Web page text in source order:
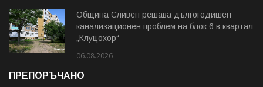
Община Сливен решава дългогодишен
канализационен проблем на блок 6 в квартал
„Клуцохор“
06.08.2026
ПРЕПОРЪЧАНО